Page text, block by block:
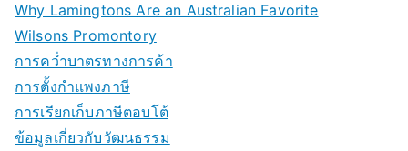
Why Lamingtons Are an Australian Favorite
Wilsons Promontory
การคว่ำบาตรทางการค้า
การตั้งกำแพงภาษี
การเรียกเก็บภาษีตอบโต้
ข้อมูลเกี่ยวกับวัฒนธรรม